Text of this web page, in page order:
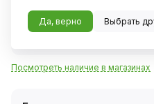
В наличии
Код товара:401733
Посмотреть наличие в магазинах
Да, верно Выбрать